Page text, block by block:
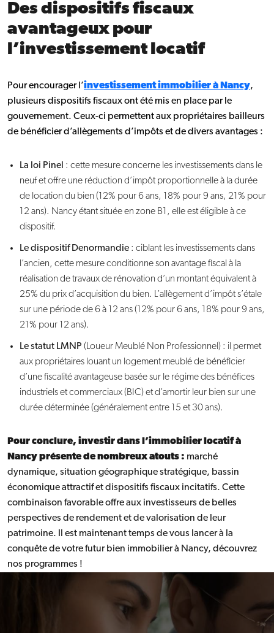
Des dispositifs fiscaux
avantageux pour
l’investissement locatif
Pour encourager l’investissement immobilier à Nancy,
plusieurs dispositifs fiscaux ont été mis en place par le
gouvernement. Ceux-ci permettent aux propriétaires bailleurs
de bénéficier d’allègements d’impôts et de divers avantages :
La loi Pinel : cette mesure concerne les investissements dans le
neuf et offre une réduction d’impôt proportionnelle à la durée
de location du bien (12% pour 6 ans, 18% pour 9 ans, 21% pour
12 ans). Nancy étant située en zone B1, elle est éligible à ce
dispositif.
Le dispositif Denormandie : ciblant les investissements dans
l’ancien, cette mesure conditionne son avantage fiscal à la
réalisation de travaux de rénovation d’un montant équivalent à
25% du prix d’acquisition du bien. L’allègement d’impôt s’étale
sur une période de 6 à 12 ans (12% pour 6 ans, 18% pour 9 ans,
21% pour 12 ans).
Le statut LMNP (Loueur Meublé Non Professionnel) : il permet
aux propriétaires louant un logement meublé de bénéficier
d’une fiscalité avantageuse basée sur le régime des bénéfices
industriels et commerciaux (BIC) et d’amortir leur bien sur une
durée déterminée (généralement entre 15 et 30 ans).
Pour conclure, investir dans l’immobilier locatif à
Nancy présente de nombreux atouts : marché
dynamique, situation géographique stratégique, bassin
économique attractif et dispositifs fiscaux incitatifs. Cette
combinaison favorable offre aux investisseurs de belles
perspectives de rendement et de valorisation de leur
patrimoine. Il est maintenant temps de vous lancer à la
conquête de votre futur bien immobilier à Nancy, découvrez
nos programmes !